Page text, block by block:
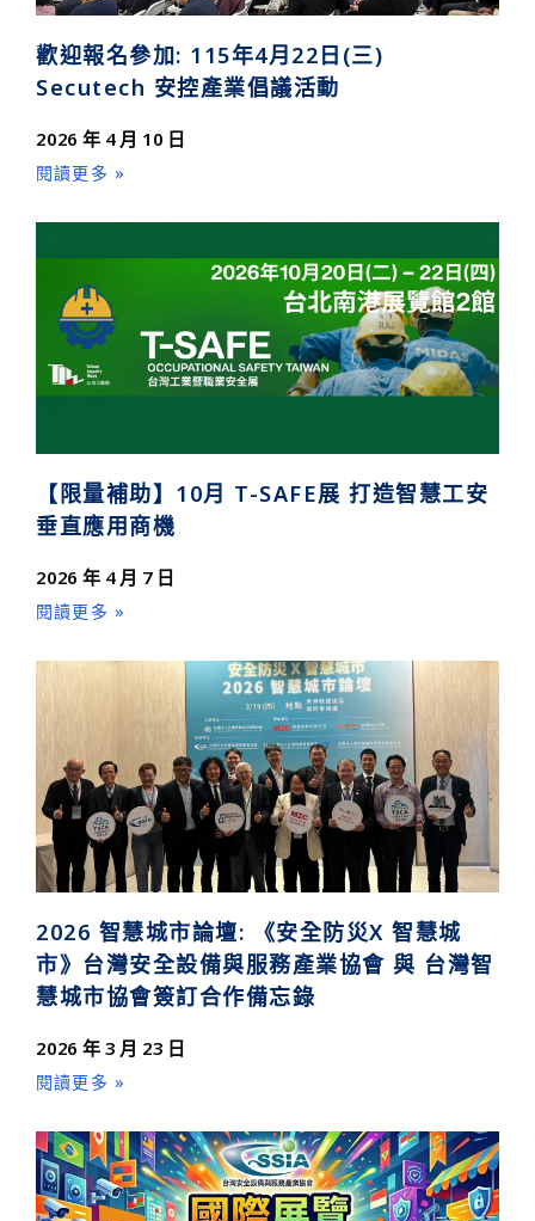
歡迎報名參加: 115年4月22日(三)
Secutech 安控產業倡議活動
2026 年 4 月 10 日
閱讀更多 »
【限量補助】10月 T-SAFE展 打造智慧工安
垂直應用商機
2026 年 4 月 7 日
閱讀更多 »
2026 智慧城市論壇: 《安全防災X 智慧城
市》台灣安全設備與服務產業協會 與 台灣智
慧城市協會簽訂合作備忘錄
2026 年 3 月 23 日
閱讀更多 »